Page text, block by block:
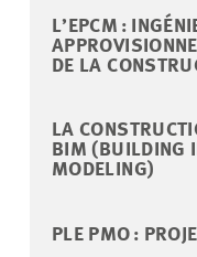
L’EPCM :
DE LA
LA
BIM (BUILDING
MODELING)
PLE PMO :